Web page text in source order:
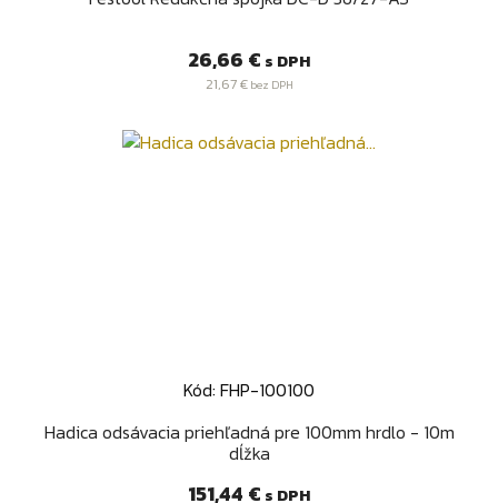
Cena
26,66 € s DPH
21,67 €bez DPH
Kód: FHP-100100
Hadica odsávacia priehľadná pre 100mm hrdlo - 10m
dĺžka
Cena
151,44 € s DPH